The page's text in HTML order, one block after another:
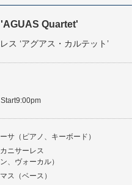
Quartet'
ス ‘アグアス・カルテット’
サ（ピアノ、キーボード）
ニサーレス
、ヴォーカル）
ス（ベース）